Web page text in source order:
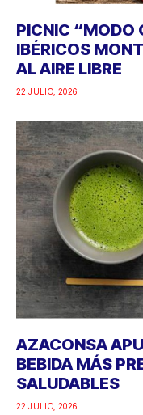
PICNIC “MODO
IBÉRICOS
AL AIRE LIBRE
22 JULIO, 2026
AZACONSA
BEBIDA MÁS
SALUDABLES
22 JULIO, 2026